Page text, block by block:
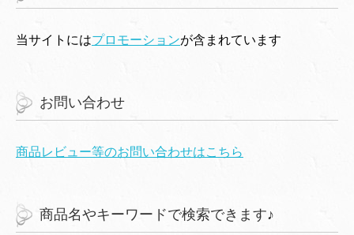
当サイトにはプロモーションが含まれています
お問い合わせ
商品レビュー等のお問い合わせはこちら
商品名やキーワードで検索できます♪